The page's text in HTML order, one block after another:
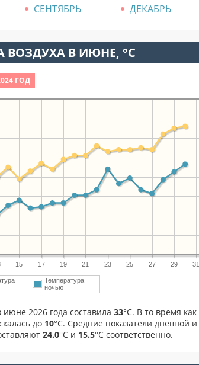
СЕНТЯБРЬ ДЕКАБРЬ
ВОЗДУХА В ИЮНЕ, °C
ГОД
15 17 19 21 23 25 27 29 31
Температура
ночью
2026 года составила 33°С. В то время как
до 10°C. Средние показатели дневной и
24.0°С и 15.5°С соответственно.